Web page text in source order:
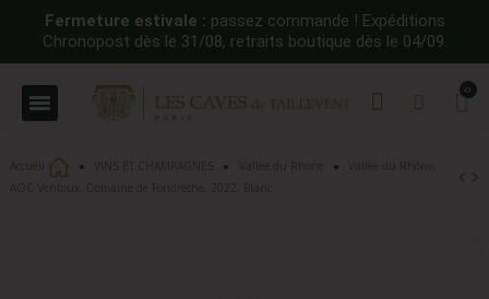
Fermeture estivale : passez commande ! Expéditions
Chronopost dès le 31/08, retraits boutique dès le 04/09.